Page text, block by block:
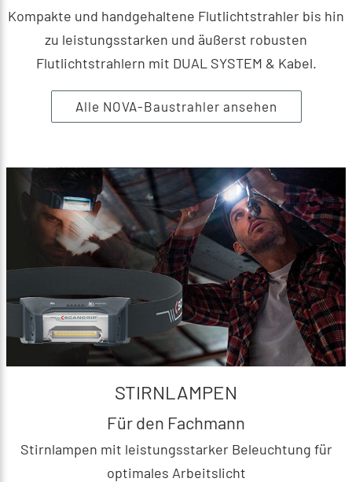
Kompakte und handgehaltene Flutlichtstrahler bis hin
zu leistungsstarken und äußerst robusten
Flutlichtstrahlern mit DUAL SYSTEM & Kabel.
Alle NOVA-Baustrahler ansehen
STIRNLAMPEN
Für den Fachmann
Stirnlampen mit leistungsstarker Beleuchtung für
optimales Arbeitslicht